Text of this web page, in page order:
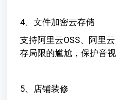
4、文件加密云存储
支持阿里云OSS、阿里
存局限的尴尬，保护音
5、店铺装修